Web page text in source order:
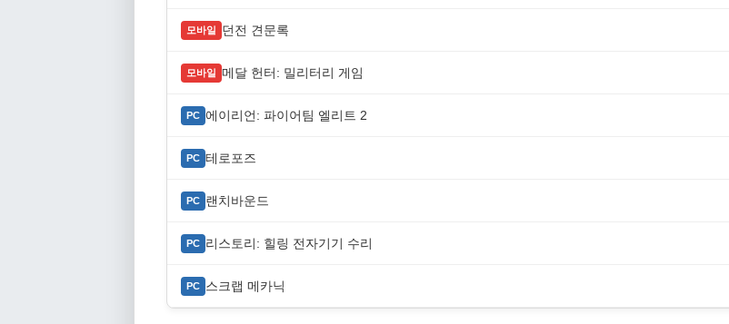
모바일 던전 견문록
모바일 메달 헌터: 밀리터리 게임
PC 에이리언: 파이어팀 엘리트 2
PC 테로포즈
PC 랜치바운드
PC 리스토리: 힐링 전자기기 수리
PC 스크랩 메카닉